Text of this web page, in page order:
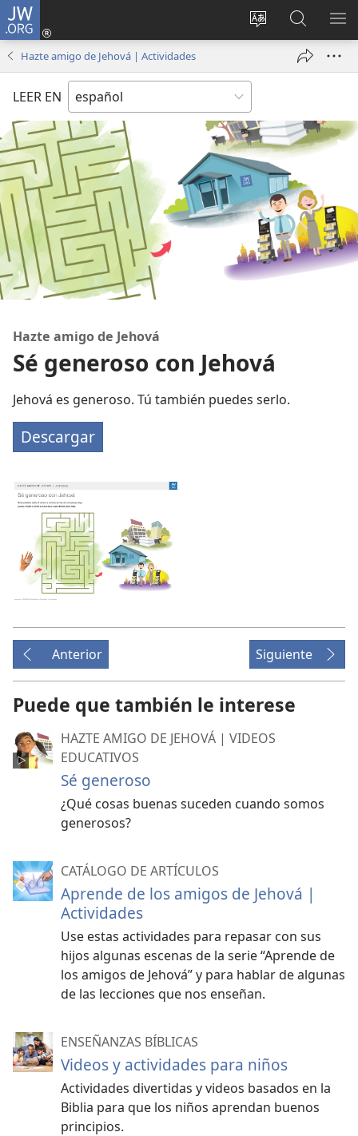
JW.ORG
Cambiar
del sitio
Iniciar
sesión
nueva
en
jw.org
Hazte amigo de Jehová | Actividades
LEER EN
Hazte amigo de Jehová
Sé generoso con Jehová
Jehová es generoso. Tú también puedes serlo.
Descargar
Anterior Siguiente
Puede que también le interese
HAZTE AMIGO DE JEHOVÁ | VIDEOS
EDUCATIVOS
Sé generoso
¿Qué cosas buenas suceden cuando somos
generosos?
CATÁLOGO DE ARTÍCULOS
Aprende de los amigos de Jehová |
Actividades
Use estas actividades para repasar con sus
hijos algunas escenas de la serie “Aprende de
los amigos de Jehová” y para hablar de algunas
de las lecciones que nos enseñan.
ENSEÑANZAS BÍBLICAS
Videos y actividades para niños
Actividades divertidas y videos basados en la
Biblia para que los niños aprendan buenos
principios.